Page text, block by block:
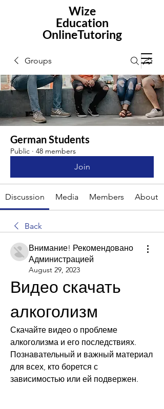
Wize
Education
OnlineTutoring
Groups
German Students
Public · 48 members
Join
Discussion Media Members About
Back
Внимание! Рекомендовано
Администрацией
August 29, 2023
Видео скачать
алкоголизм
Скачайте видео о проблеме
алкоголизма и его последствиях.
Познавательный и важный материал
для всех, кто борется с
зависимостью или ей подвержен.